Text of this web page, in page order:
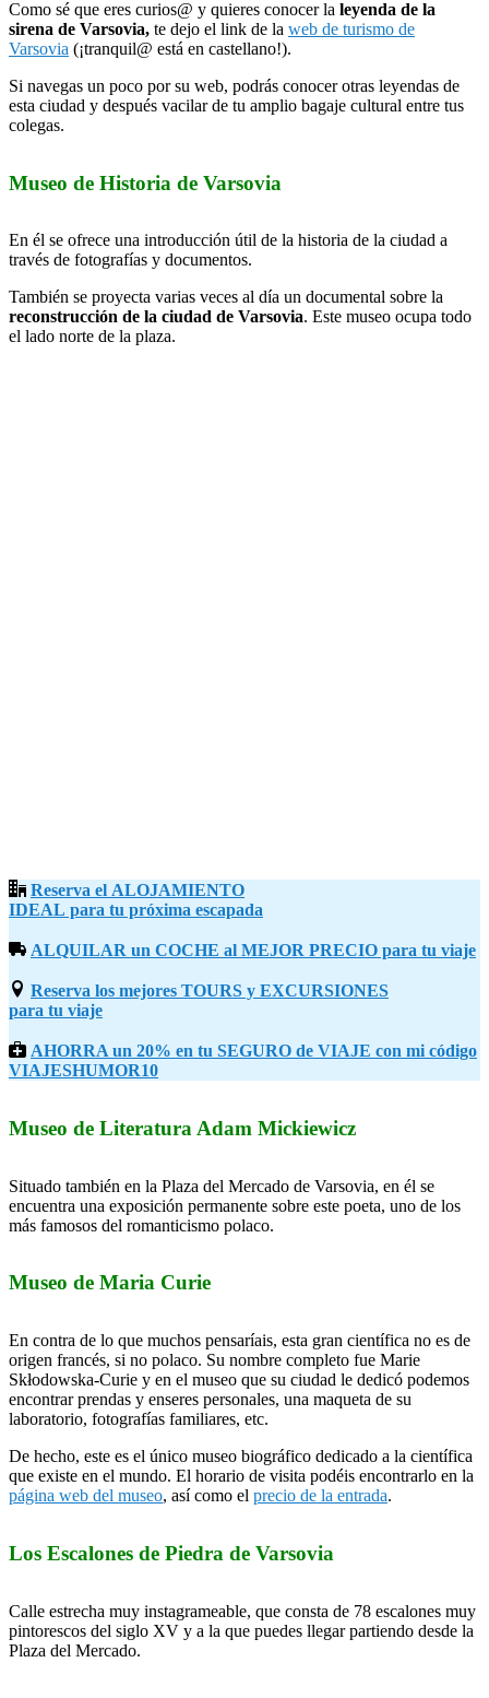
Como sé que eres curios@ y quieres conocer la leyenda de la
sirena de Varsovia, te dejo el link de la web de turismo de
Varsovia (¡tranquil@ está en castellano!).
Si navegas un poco por su web, podrás conocer otras leyendas de
esta ciudad y después vacilar de tu amplio bagaje cultural entre tus
colegas.
Museo de Historia de Varsovia
En él se ofrece una introducción útil de la historia de la ciudad a
través de fotografías y documentos.
También se proyecta varias veces al día un documental sobre la
reconstrucción de la ciudad de Varsovia. Este museo ocupa todo
el lado norte de la plaza.
Reserva el ALOJAMIENTO
IDEAL para tu próxima escapada
ALQUILAR un COCHE al MEJOR PRECIO para tu viaje
Reserva los mejores TOURS y EXCURSIONES
para tu viaje
AHORRA un 20% en tu SEGURO de VIAJE con mi código
VIAJESHUMOR10
Museo de Literatura Adam Mickiewicz
Situado también en la Plaza del Mercado de Varsovia, en él se
encuentra una exposición permanente sobre este poeta, uno de los
más famosos del romanticismo polaco.
Museo de Maria Curie
En contra de lo que muchos pensaríais, esta gran científica no es de
origen francés, si no polaco. Su nombre completo fue Marie
Skłodowska-Curie y en el museo que su ciudad le dedicó podemos
encontrar prendas y enseres personales, una maqueta de su
laboratorio, fotografías familiares, etc.
De hecho, este es el único museo biográfico dedicado a la científica
que existe en el mundo. El horario de visita podéis encontrarlo en la
página web del museo, así como el precio de la entrada.
Los Escalones de Piedra de Varsovia
Calle estrecha muy instagrameable, que consta de 78 escalones muy
pintorescos del siglo XV y a la que puedes llegar partiendo desde la
Plaza del Mercado.